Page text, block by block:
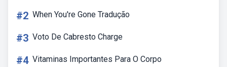
#2 When You're Gone Tradução
#3 Voto De Cabresto Charge
#4 Vitaminas Importantes Para O Corpo